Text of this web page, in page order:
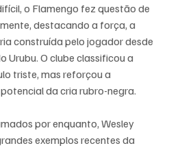
o Flamengo fez questão de
destacando a força, a
construída pelo jogador desde
Urubu. O clube classificou a
triste, mas reforçou a
da cria rubro-negra.
por enquanto, Wesley
exemplos recentes da